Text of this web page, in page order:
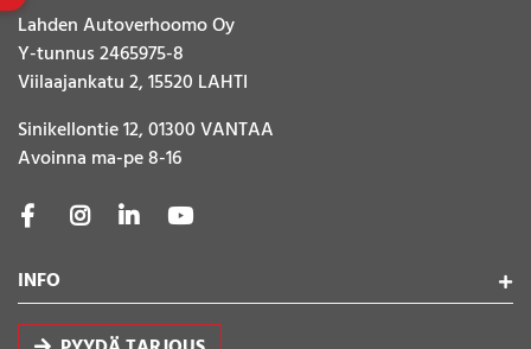
Lahden Autoverhoomo Oy
Y-tunnus 2465975-8
Viilaajankatu 2, 15520 LAHTI
Sinikellontie 12, 01300 VANTAA
Avoinna ma-pe 8-16
INFO